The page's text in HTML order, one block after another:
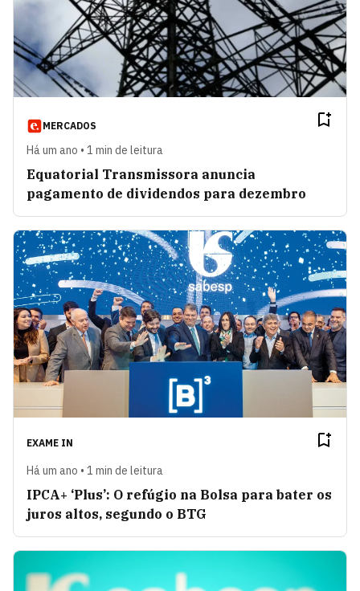
MERCADOS
Há um ano • 1 min de leitura
Equatorial Transmissora anuncia
pagamento de dividendos para dezembro
EXAME IN
Há um ano • 1 min de leitura
IPCA+ ‘Plus’: O refúgio na Bolsa para bater os
juros altos, segundo o BTG